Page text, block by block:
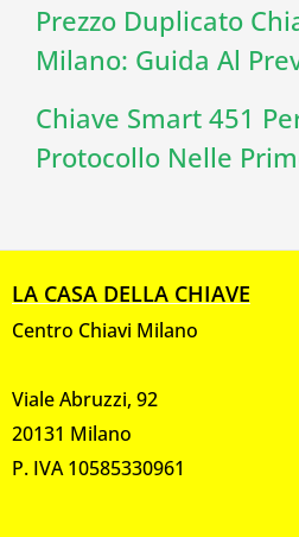
Prezzo Duplicato
Milano: Guida Al
Chiave Smart 451
Protocollo Nelle
LA CASA DELLA CHIAVE
Centro Chiavi Milano
Viale Abruzzi, 92
20131 Milano
P. IVA 10585330961